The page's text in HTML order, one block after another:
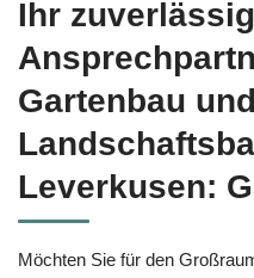
Ihr
Gartenbau und
Leverkusen:
Möchten Sie für den